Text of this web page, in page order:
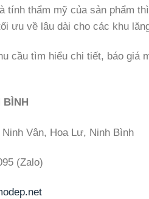
tính thẩm mỹ của sản phẩm
ưu về lâu dài cho các khu
cầu tìm hiểu chi tiết, báo giá
BÌNH
Vân, Hoa Lư, Ninh Bình
(Zalo)